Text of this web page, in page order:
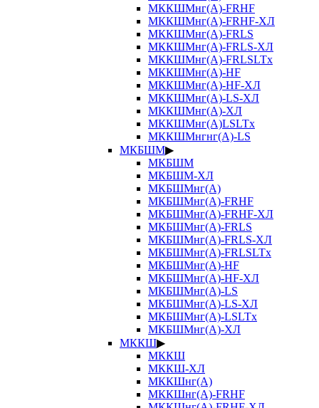
МККШМнг(А)-FRHF
МККШМнг(А)-FRHF-ХЛ
МККШМнг(А)-FRLS
МККШМнг(А)-FRLS-ХЛ
МККШМнг(А)-FRLSLTx
МККШМнг(А)-HF
МККШМнг(А)-HF-ХЛ
МККШМнг(А)-LS-ХЛ
МККШМнг(А)-ХЛ
МККШМнг(А)LSLTx
МККШМнгнг(А)-LS
МКБШМ▶
МКБШМ
МКБШМ-ХЛ
МКБШМнг(А)
МКБШМнг(А)-FRHF
МКБШМнг(А)-FRHF-ХЛ
МКБШМнг(А)-FRLS
МКБШМнг(А)-FRLS-ХЛ
МКБШМнг(А)-FRLSLTx
МКБШМнг(А)-HF
МКБШМнг(А)-HF-ХЛ
МКБШМнг(А)-LS
МКБШМнг(А)-LS-ХЛ
МКБШМнг(А)-LSLTx
МКБШМнг(А)-ХЛ
МККШ▶
МККШ
МККШ-ХЛ
МККШнг(А)
МККШнг(А)-FRHF